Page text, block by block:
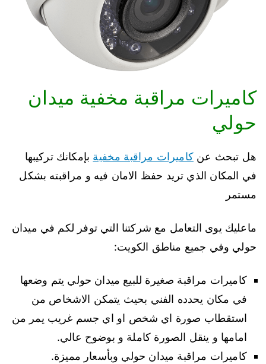
كاميرات مراقبة مخفية ميدان
حولي
هل تبحث عن كاميرات مراقبة مخفية بإمكانك تركيبها
في المكان الذي تريد حفظ الامان فيه و مراقبته بشكل
مستمر
ماعليك يوى التعامل مع شركتنا التي توفر لكم في ميدان
حولي وفي جميع مناطق الكويت:
كاميرات مراقبة صغيرة للبيع ميدان حولي يتم وضعها
في مكان يحدده الفني بحيث يتمكن الاشخاص من
استقطاب صورة اي شخص او اي جسم غريب يمر من
امامها و ينقل الصورة كاملة و بوضوح عالي.
كاميرات مراقبة ميدان حولي وبأسعار مميزة.